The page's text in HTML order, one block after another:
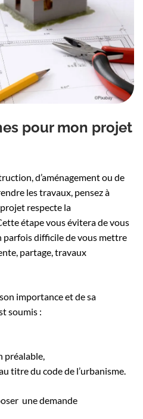
pour mon projet
d’aménagement ou de
les travaux, pensez à
respecte la
étape vous évitera de vous
parfois difficile de vous mettre
partage, travaux
importance et de sa
soumis :
préalable,
titre du code de l’urbanisme.
une demande